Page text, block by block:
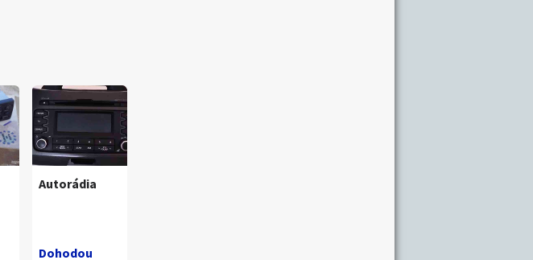
Autorádia
Dohodou